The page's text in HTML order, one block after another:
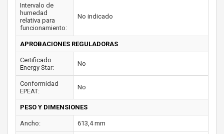
Intervalo de
humedad
relativa para
funcionamiento:
No indicado
APROBACIONES REGULADORAS
Certificado
Energy Star:
No
Conformidad
EPEAT:
No
PESO Y DIMENSIONES
Ancho: 613,4 mm